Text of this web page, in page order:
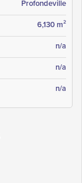
Profondeville
6,130 m²
n/a
n/a
n/a